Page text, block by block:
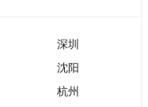
深圳
沈阳
杭州